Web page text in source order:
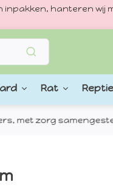
hanteren wij
Rat
met zorg samengesteld